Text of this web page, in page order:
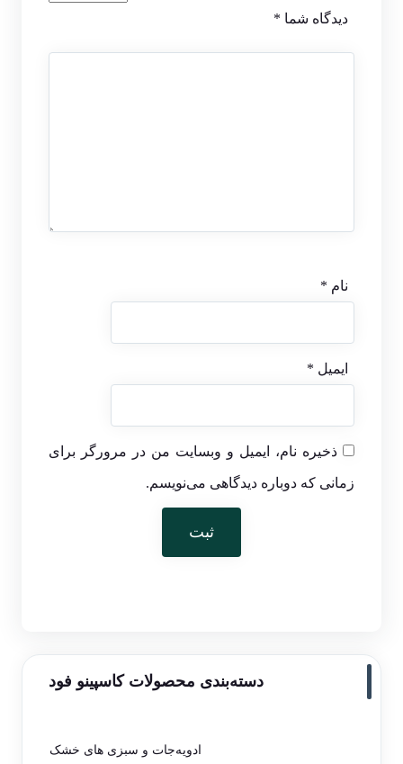
دیدگاه شما *
نام *
ایمیل *
ذخیره نام، ایمیل و وبسایت من در مرورگر برای
زمانی که دوباره دیدگاهی می‌نویسم.
دسته‌بندی محصولات کاسپینو فود
ادویه‌جات و سبزی های خشک